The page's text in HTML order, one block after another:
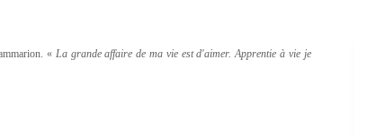
« La grande affaire de ma vie est d'aimer. Apprentie à vie je